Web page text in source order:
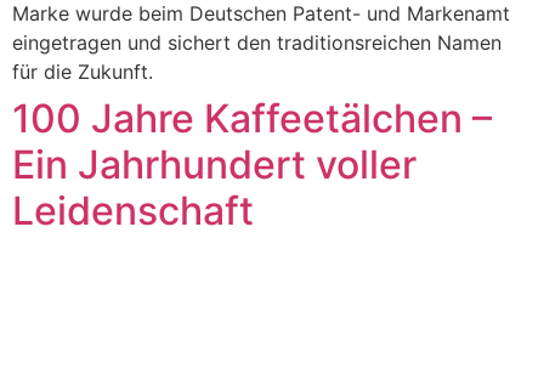
Marke wurde beim Deutschen Patent- und Markenamt
eingetragen und sichert den traditionsreichen Namen
für die Zukunft.
100 Jahre Kaffeetälchen –
Ein Jahrhundert voller
Leidenschaft